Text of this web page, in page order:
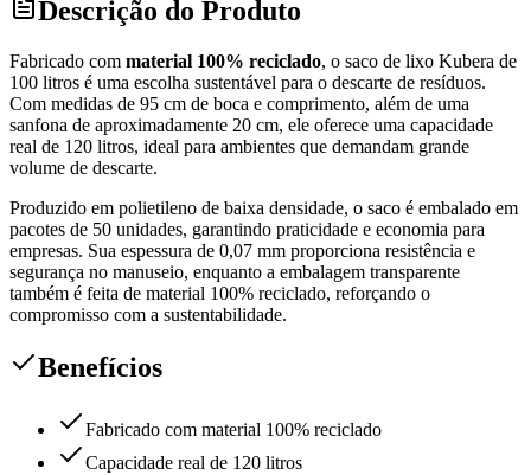
Descrição do Produto
Fabricado com material 100% reciclado, o saco de lixo Kubera de
100 litros é uma escolha sustentável para o descarte de resíduos.
Com medidas de 95 cm de boca e comprimento, além de uma
sanfona de aproximadamente 20 cm, ele oferece uma capacidade
real de 120 litros, ideal para ambientes que demandam grande
volume de descarte.
Produzido em polietileno de baixa densidade, o saco é embalado em
pacotes de 50 unidades, garantindo praticidade e economia para
empresas. Sua espessura de 0,07 mm proporciona resistência e
segurança no manuseio, enquanto a embalagem transparente
também é feita de material 100% reciclado, reforçando o
compromisso com a sustentabilidade.
Benefícios
Fabricado com material 100% reciclado
Capacidade real de 120 litros